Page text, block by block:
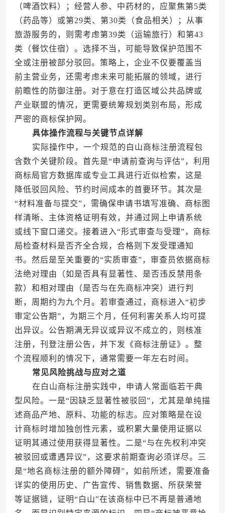
（啤酒饮料）；经营人参、中药材的，应聚焦第5类
（药品等）或第29类、第30类（食品相关）；从事
旅游服务的，则需考虑第39类（运输旅行）和第43
类（餐饮住宿）。选择不当，可能导致保护范围不
全或注册被部分驳回。策略上，企业不仅要覆盖当
前主营业务，还需考虑未来可能拓展的领域，进行
前瞻性的防御注册。对于意在打造区域公共品牌或
产业联盟的情况，更需要统筹规划类别布局，形成
严密的商标保护网。
具体操作流程与关键节点详解
实际操作中，一个规范的白山商标注册流程包
含数个关键阶段。首先是“申请前查询与评估”，利用
商标局官方数据库或专业工具进行近似检索，这是
降低驳回风险、节约时间成本的首要环节。其次是
“材料准备与提交”，需确保申请书填写准确、商标图
样清晰、主体资格证明有效，并通过网上申请系统
或线下窗口递交。接着进入“形式审查与受理”，商标
局检查材料是否齐全合规，合格则下发受理通知
书。然后是至关重要的“实质审查”，审查员依据商标
法绝对理由（如是否具有显著性、是否违反禁用条
款）和相对理由（是否与在先商标冲突）进行判
断，周期约为九个月。若审查通过，商标进入“初步
审定公告期”，为期三个月，任何利害关系人均可提
出异议。公告期满无异议或异议不成立的，则核准
注册，刊登注册公告，并下发《商标注册证》。整
个流程顺利的情况下，通常需要一年左右时间。
常见风险挑战与应对之道
在白山商标注册实践中，申请人常面临若干典
型风险。一是“因缺乏显著性被驳回”，尤其是单纯描
述商品产地、原料、功能的标志。应对策略是在设
计商标时增加独创性元素，或积累大量使用证据以
证明其通过使用获得显著性。二是“与在先权利冲突
被驳回或遭遇异议”，这要求前期查询必须详尽。三
是“地名商标注册的额外障碍”，如前所述，需要准备
详实的使用历史、广告宣传、销售数据、所获荣誉
等证据链，证明“白山”在该商标中已不再是普通地